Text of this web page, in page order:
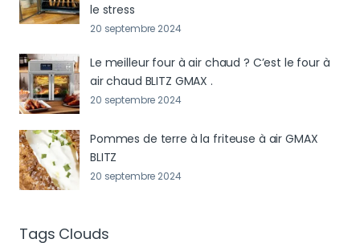
le stress
20 septembre 2024
Le meilleur four à air chaud ? C’est le four à
air chaud BLITZ GMAX .
20 septembre 2024
Pommes de terre à la friteuse à air GMAX
BLITZ
20 septembre 2024
Tags Clouds